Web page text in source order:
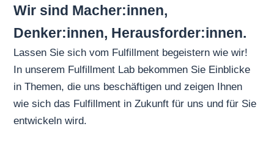
Wir sind Macher:innen,
Denker:innen, Herausforder:innen.
Lassen Sie sich vom Fulfillment begeistern wie wir!
In unserem Fulfillment Lab bekommen Sie Einblicke
in Themen, die uns beschäftigen und zeigen Ihnen
wie sich das Fulfillment in Zukunft für uns und für Sie
entwickeln wird.